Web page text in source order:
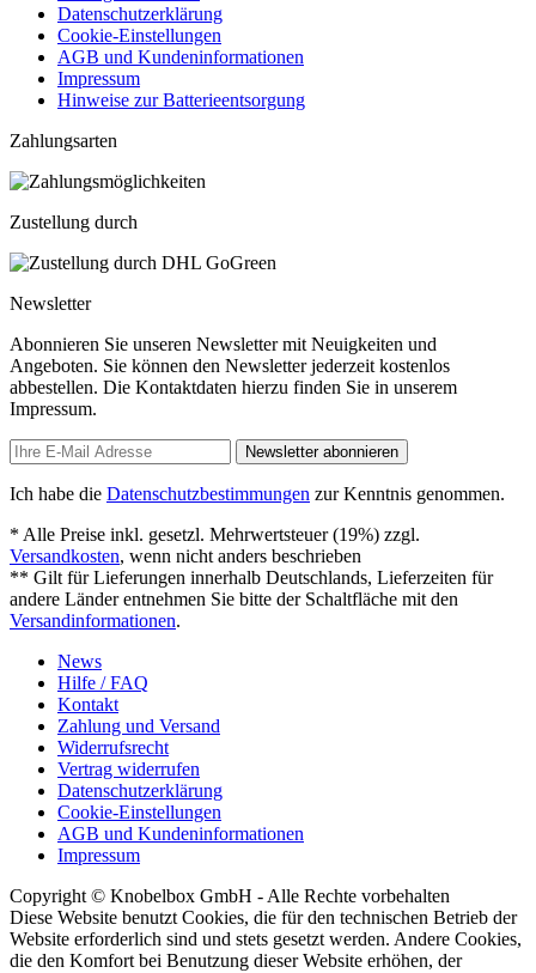
Datenschutzerklärung
Cookie-Einstellungen
AGB und Kundeninformationen
Impressum
Hinweise zur Batterieentsorgung
Zahlungsarten
Zustellung durch
Newsletter
Abonnieren Sie unseren Newsletter mit Neuigkeiten und
Angeboten. Sie können den Newsletter jederzeit kostenlos
abbestellen. Die Kontaktdaten hierzu finden Sie in unserem
Impressum.
Newsletter abonnieren
Ich habe die Datenschutzbestimmungen zur Kenntnis genommen.
* Alle Preise inkl. gesetzl. Mehrwertsteuer (19%) zzgl.
Versandkosten, wenn nicht anders beschrieben
** Gilt für Lieferungen innerhalb Deutschlands, Lieferzeiten für
andere Länder entnehmen Sie bitte der Schaltfläche mit den
Versandinformationen.
News
Hilfe / FAQ
Kontakt
Zahlung und Versand
Widerrufsrecht
Vertrag widerrufen
Datenschutzerklärung
Cookie-Einstellungen
AGB und Kundeninformationen
Impressum
Copyright © Knobelbox GmbH - Alle Rechte vorbehalten
Diese Website benutzt Cookies, die für den technischen Betrieb der
Website erforderlich sind und stets gesetzt werden. Andere Cookies,
die den Komfort bei Benutzung dieser Website erhöhen, der